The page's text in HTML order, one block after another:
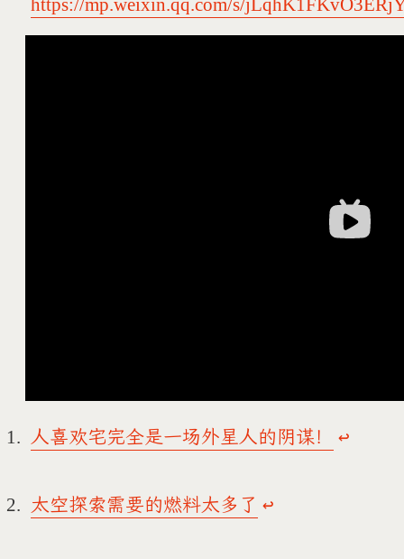
https://mp.weixin.qq.com/s/
人喜欢宅完全是一场外星人的阴谋！ ↩
太空探索需要的燃料太多了 ↩